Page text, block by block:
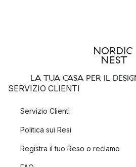
LA TUA CASA PER IL
SERVIZIO CLIENTI
Servizio Clienti
Politica sui Resi
Registra il tuo Reso o reclamo